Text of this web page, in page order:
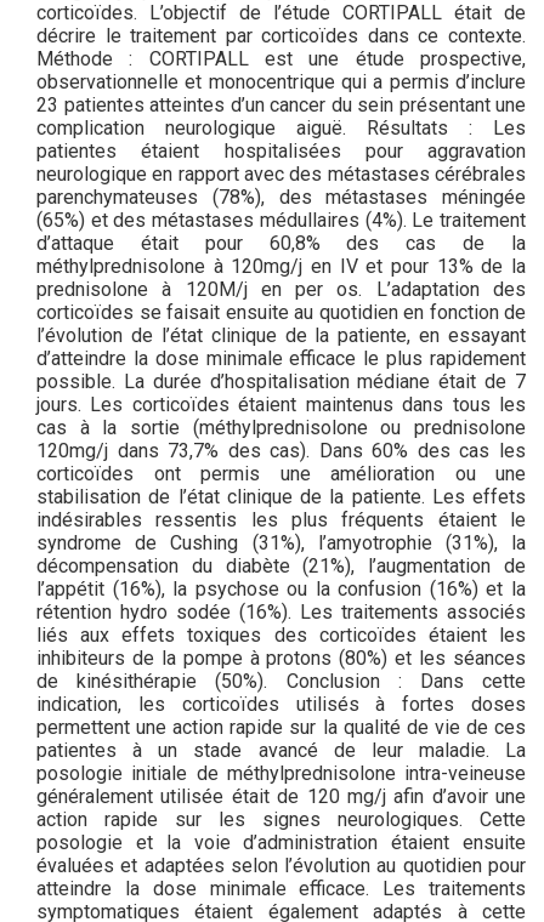
corticoïdes. L’objectif de l’étude CORTIPALL était de
décrire le traitement par corticoïdes dans ce contexte.
Méthode : CORTIPALL est une étude prospective,
observationnelle et monocentrique qui a permis d’inclure
23 patientes atteintes d’un cancer du sein présentant une
complication neurologique aiguë. Résultats : Les
patientes étaient hospitalisées pour aggravation
neurologique en rapport avec des métastases cérébrales
parenchymateuses (78%), des métastases méningée
(65%) et des métastases médullaires (4%). Le traitement
d’attaque était pour 60,8% des cas de la
méthylprednisolone à 120mg/j en IV et pour 13% de la
prednisolone à 120M/j en per os. L’adaptation des
corticoïdes se faisait ensuite au quotidien en fonction de
l’évolution de l’état clinique de la patiente, en essayant
d’atteindre la dose minimale efficace le plus rapidement
possible. La durée d’hospitalisation médiane était de 7
jours. Les corticoïdes étaient maintenus dans tous les
cas à la sortie (méthylprednisolone ou prednisolone
120mg/j dans 73,7% des cas). Dans 60% des cas les
corticoïdes ont permis une amélioration ou une
stabilisation de l’état clinique de la patiente. Les effets
indésirables ressentis les plus fréquents étaient le
syndrome de Cushing (31%), l’amyotrophie (31%), la
décompensation du diabète (21%), l’augmentation de
l’appétit (16%), la psychose ou la confusion (16%) et la
rétention hydro sodée (16%). Les traitements associés
liés aux effets toxiques des corticoïdes étaient les
inhibiteurs de la pompe à protons (80%) et les séances
de kinésithérapie (50%). Conclusion : Dans cette
indication, les corticoïdes utilisés à fortes doses
permettent une action rapide sur la qualité de vie de ces
patientes à un stade avancé de leur maladie. La
posologie initiale de méthylprednisolone intra-veineuse
généralement utilisée était de 120 mg/j afin d’avoir une
action rapide sur les signes neurologiques. Cette
posologie et la voie d’administration étaient ensuite
évaluées et adaptées selon l’évolution au quotidien pour
atteindre la dose minimale efficace. Les traitements
symptomatiques étaient également adaptés à cette